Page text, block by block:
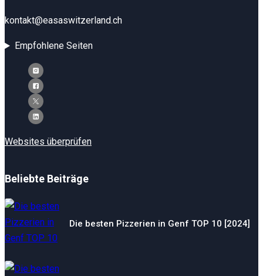
kontakt@easaswitzerland.ch
Empfohlene Seiten
Websites überprüfen
Beliebte Beiträge
Die besten Pizzerien in Genf TOP 10 [2024]